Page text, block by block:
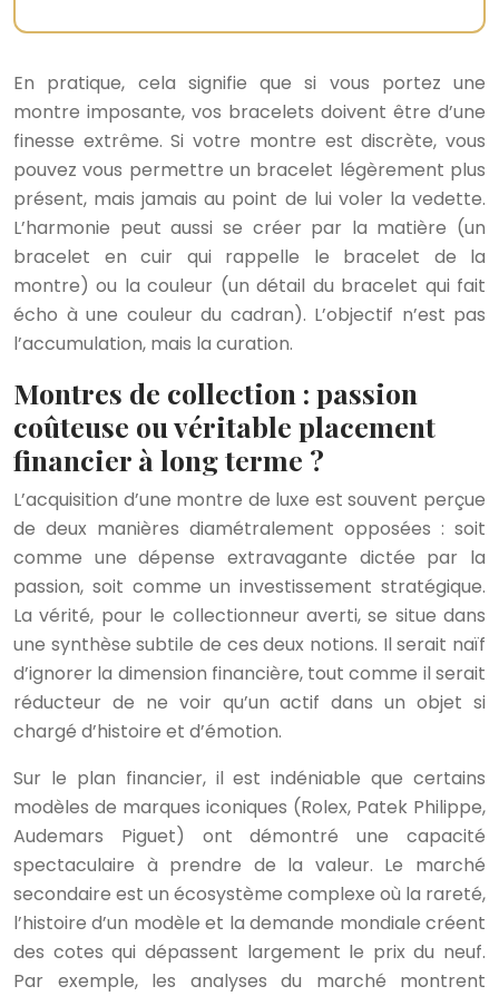
En pratique, cela signifie que si vous portez une
montre imposante, vos bracelets doivent être d’une
finesse extrême. Si votre montre est discrète, vous
pouvez vous permettre un bracelet légèrement plus
présent, mais jamais au point de lui voler la vedette.
L’harmonie peut aussi se créer par la matière (un
bracelet en cuir qui rappelle le bracelet de la
montre) ou la couleur (un détail du bracelet qui fait
écho à une couleur du cadran). L’objectif n’est pas
l’accumulation, mais la curation.
Montres de collection : passion
coûteuse ou véritable placement
financier à long terme ?
L’acquisition d’une montre de luxe est souvent perçue
de deux manières diamétralement opposées : soit
comme une dépense extravagante dictée par la
passion, soit comme un investissement stratégique.
La vérité, pour le collectionneur averti, se situe dans
une synthèse subtile de ces deux notions. Il serait naïf
d’ignorer la dimension financière, tout comme il serait
réducteur de ne voir qu’un actif dans un objet si
chargé d’histoire et d’émotion.
Sur le plan financier, il est indéniable que certains
modèles de marques iconiques (Rolex, Patek Philippe,
Audemars Piguet) ont démontré une capacité
spectaculaire à prendre de la valeur. Le marché
secondaire est un écosystème complexe où la rareté,
l’histoire d’un modèle et la demande mondiale créent
des cotes qui dépassent largement le prix du neuf.
Par exemple, les analyses du marché montrent